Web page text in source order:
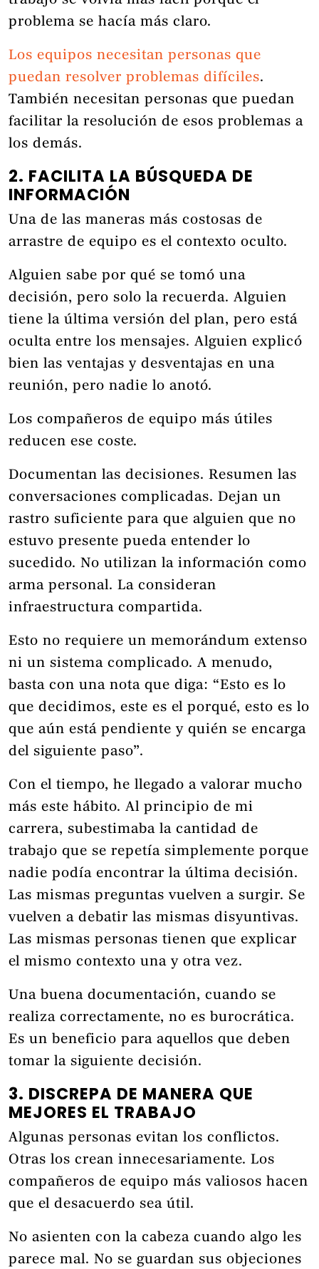
problema se hacía más claro.
Los equipos necesitan personas que
puedan resolver problemas difíciles.
También necesitan personas que puedan
facilitar la resolución de esos problemas a
los demás.
2. FACILITA LA BÚSQUEDA DE
INFORMACIÓN
Una de las maneras más costosas de
arrastre de equipo es el contexto oculto.
Alguien sabe por qué se tomó una
decisión, pero solo la recuerda. Alguien
tiene la última versión del plan, pero está
oculta entre los mensajes. Alguien explicó
bien las ventajas y desventajas en una
reunión, pero nadie lo anotó.
Los compañeros de equipo más útiles
reducen ese coste.
Documentan las decisiones. Resumen las
conversaciones complicadas. Dejan un
rastro suficiente para que alguien que no
estuvo presente pueda entender lo
sucedido. No utilizan la información como
arma personal. La consideran
infraestructura compartida.
Esto no requiere un memorándum extenso
ni un sistema complicado. A menudo,
basta con una nota que diga: “Esto es lo
que decidimos, este es el porqué, esto es lo
que aún está pendiente y quién se encarga
del siguiente paso”.
Con el tiempo, he llegado a valorar mucho
más este hábito. Al principio de mi
carrera, subestimaba la cantidad de
trabajo que se repetía simplemente porque
nadie podía encontrar la última decisión.
Las mismas preguntas vuelven a surgir. Se
vuelven a debatir las mismas disyuntivas.
Las mismas personas tienen que explicar
el mismo contexto una y otra vez.
Una buena documentación, cuando se
realiza correctamente, no es burocrática.
Es un beneficio para aquellos que deben
tomar la siguiente decisión.
3. DISCREPA DE MANERA QUE
MEJORES EL TRABAJO
Algunas personas evitan los conflictos.
Otras los crean innecesariamente. Los
compañeros de equipo más valiosos hacen
que el desacuerdo sea útil.
No asienten con la cabeza cuando algo les
parece mal. No se guardan sus objeciones